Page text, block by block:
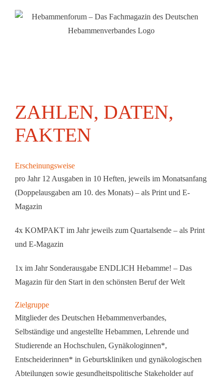
Inhalt
ZAHLEN, DATEN,
FAKTEN
Erscheinungsweise
pro Jahr 12 Ausgaben in 10 Heften, jeweils im Monatsanfang
(Doppelausgaben am 10. des Monats) – als Print und E-
Magazin
4x KOMPAKT im Jahr jeweils zum Quartalsende – als Print
und E-Magazin
1x im Jahr Sonderausgabe ENDLICH Hebamme! – Das
Magazin für den Start in den schönsten Beruf der Welt
Zielgruppe
Mitglieder des Deutschen Hebammenverbandes,
Selbständige und angestellte Hebammen, Lehrende und
Studierende an Hochschulen, Gynäkologinnen*,
Entscheiderinnen* in Geburtskliniken und gynäkologischen
Abteilungen sowie gesundheitspolitische Stakeholder auf